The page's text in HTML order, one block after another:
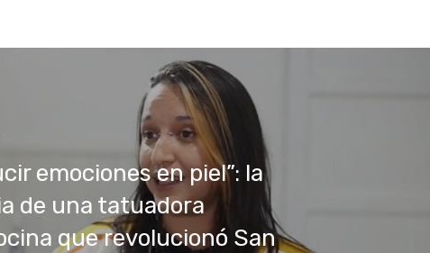
emociones en piel”: la
de una tatuadora
que revolucionó San